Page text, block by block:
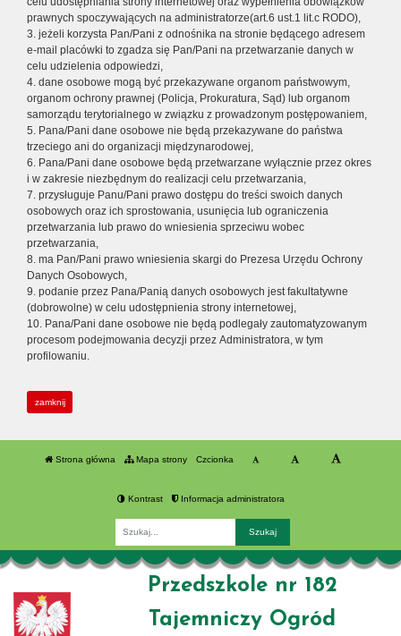
prawnych spoczywających na administratorze(art.6 ust.1 lit.c RODO),
3. jeżeli korzysta Pan/Pani z odnośnika na stronie będącego adresem
e-mail placówki to zgadza się Pan/Pani na przetwarzanie danych w
celu udzielenia odpowiedzi,
4. dane osobowe mogą być przekazywane organom państwowym,
organom ochrony prawnej (Policja, Prokuratura, Sąd) lub organom
samorządu terytorialnego w związku z prowadzonym postępowaniem,
5. Pana/Pani dane osobowe nie będą przekazywane do państwa
trzeciego ani do organizacji międzynarodowej,
6. Pana/Pani dane osobowe będą przetwarzane wyłącznie przez okres
i w zakresie niezbędnym do realizacji celu przetwarzania,
7. przysługuje Panu/Pani prawo dostępu do treści swoich danych
osobowych oraz ich sprostowania, usunięcia lub ograniczenia
przetwarzania lub prawo do wniesienia sprzeciwu wobec
przetwarzania,
8. ma Pan/Pani prawo wniesienia skargi do Prezesa Urzędu Ochrony
Danych Osobowych,
9. podanie przez Pana/Panią danych osobowych jest fakultatywne
(dobrowolne) w celu udostępnienia strony internetowej,
10. Pana/Pani dane osobowe nie będą podlegały zautomatyzowanym
procesom podejmowania decyzji przez Administratora, w tym
profilowaniu.
zamknij
Strona główna Mapa strony Czcionka
Kontrast Informacja administratora
Przedszkole nr 182
Tajemniczy Ogród